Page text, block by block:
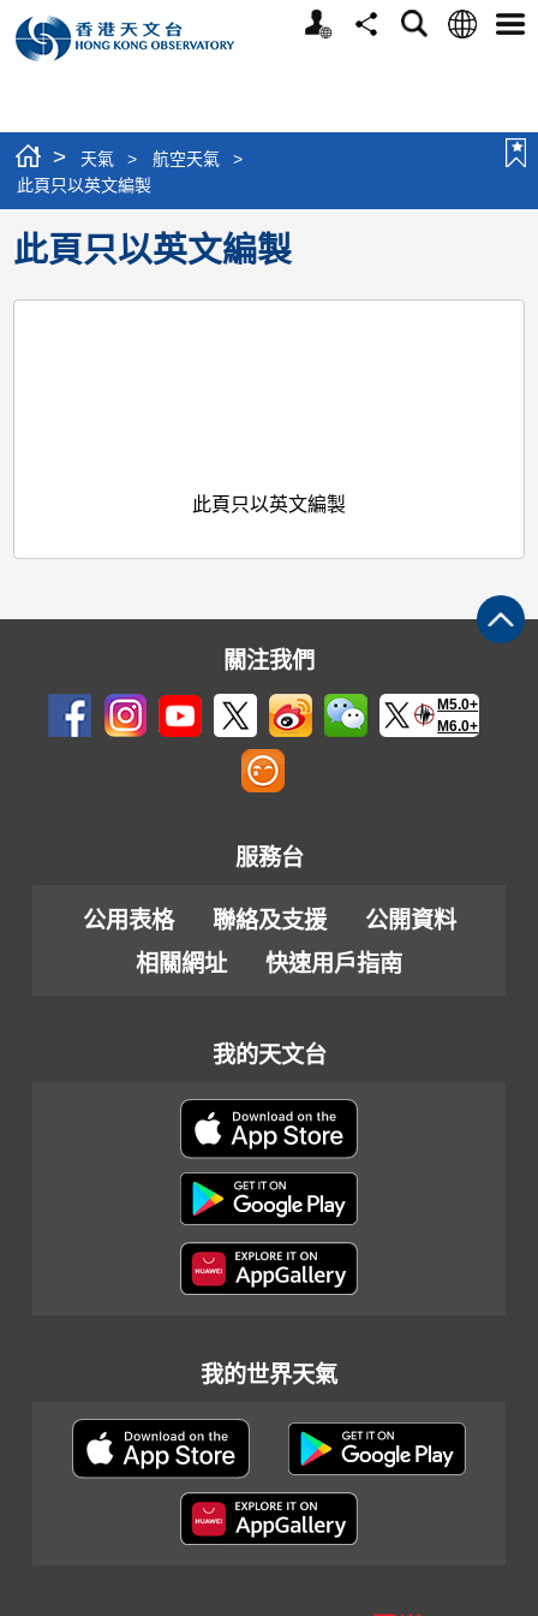
個
分
搜
語
選
> 天氣 > 航空天氣
>
此頁只以英文編製
此頁只以英文編製
此頁只以英文編製
關注我們
M5.0+
M6.0+
服務台
公用表格 聯絡及支援
公開資料
相關網址
快速用戶指南
我的天文台
我的世界天氣